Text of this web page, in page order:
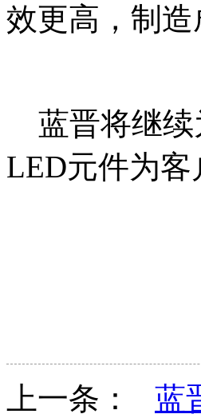
效更高，制造
蓝晋将继续
LED元件为
上一条： 蓝